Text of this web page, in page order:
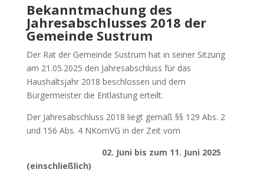
Bekanntmachung des
Jahresabschlusses 2018 der
Gemeinde Sustrum
Der Rat der Gemeinde Sustrum hat in seiner Sitzung
am 21.05.2025 den Jahresabschluss für das
Haushaltsjahr 2018 beschlossen und dem
Bürgermeister die Entlastung erteilt.
Der Jahresabschluss 2018 liegt gemäß §§ 129 Abs. 2
und 156 Abs. 4 NKomVG in der Zeit vom
02. Juni bis zum 11. Juni 2025
(einschließlich)